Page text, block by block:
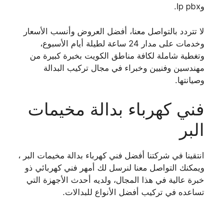
وIp pbx.
لا تتردد بالتواصل معنا، أفضل العروض وأنسب الأسعار
وخدمات على مدار 24 ساعة لطيلة أيام الأسبوع،
وتغطية شاملة لكافة مناطق الكويت بخبرة كبيرة من
مهندسين وفنيين وخبراء في مجال تركيب البدالة
وصيانتها.
فني كهرباء بدالة مخيمات
البر
انتقينا في شركتنا أفضل فني كهرباء بدالة مخيمات البر ،
ويمكنك التواصل معنا لنرسل لك أمهر فني كهربائي ذو
خبرة عالية في هذا المجال، ولديه أحدث الأجهزة التي
تساعده في تركيب أفضل الأنواع للبدالات.